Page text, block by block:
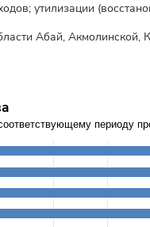
утилизации
Абай, Акмолинской,
в